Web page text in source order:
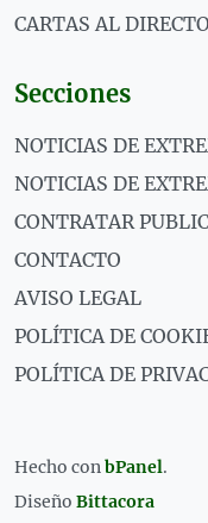
CARTAS AL
Secciones
NOTICIAS DE
NOTICIAS DE
CONTRATAR
CONTACTO
AVISO LEGAL
POLÍTICA DE
POLÍTICA DE
Hecho conbPanel.
Diseño Bittacora